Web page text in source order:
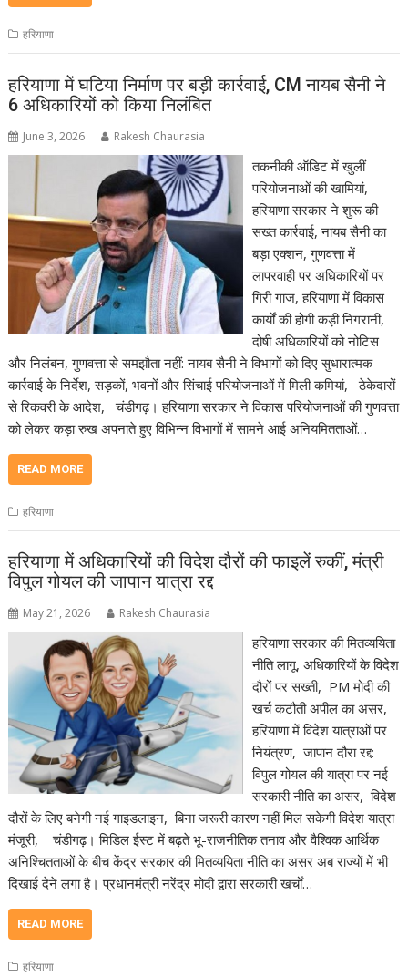
हरियाणा
हरियाणा में घटिया निर्माण पर बड़ी कार्रवाई, CM नायब सैनी ने
6 अधिकारियों को किया निलंबित
June 3, 2026 Rakesh Chaurasia
तकनीकी ऑडिट में खुलीं
परियोजनाओं की खामियां,
हरियाणा सरकार ने शुरू की
सख्त कार्रवाई, नायब सैनी का
बड़ा एक्शन, गुणवत्ता में
लापरवाही पर अधिकारियों पर
गिरी गाज, हरियाणा में विकास
कार्यों की होगी कड़ी निगरानी,
दोषी अधिकारियों को नोटिस
और निलंबन, गुणवत्ता से समझौता नहीं: नायब सैनी ने विभागों को दिए सुधारात्मक
कार्रवाई के निर्देश, सड़कों, भवनों और सिंचाई परियोजनाओं में मिली कमियां, ठेकेदारों
से रिकवरी के आदेश, चंडीगढ़। हरियाणा सरकार ने विकास परियोजनाओं की गुणवत्ता
को लेकर कड़ा रुख अपनाते हुए विभिन्न विभागों में सामने आई अनियमितताओं…
READ MORE
हरियाणा
हरियाणा में अधिकारियों की विदेश दौरों की फाइलें रुकीं, मंत्री
विपुल गोयल की जापान यात्रा रद्द
May 21, 2026 Rakesh Chaurasia
हरियाणा सरकार की मितव्ययिता
नीति लागू, अधिकारियों के विदेश
दौरों पर सख्ती, PM मोदी की
खर्च कटौती अपील का असर,
हरियाणा में विदेश यात्राओं पर
नियंत्रण, जापान दौरा रद्द:
विपुल गोयल की यात्रा पर नई
सरकारी नीति का असर, विदेश
दौरों के लिए बनेगी नई गाइडलाइन, बिना जरूरी कारण नहीं मिल सकेगी विदेश यात्रा
मंजूरी, चंडीगढ़। मिडिल ईस्ट में बढ़ते भू-राजनीतिक तनाव और वैश्विक आर्थिक
अनिश्चितताओं के बीच केंद्र सरकार की मितव्ययिता नीति का असर अब राज्यों में भी
दिखाई देने लगा है। प्रधानमंत्री नरेंद्र मोदी द्वारा सरकारी खर्चों…
READ MORE
हरियाणा